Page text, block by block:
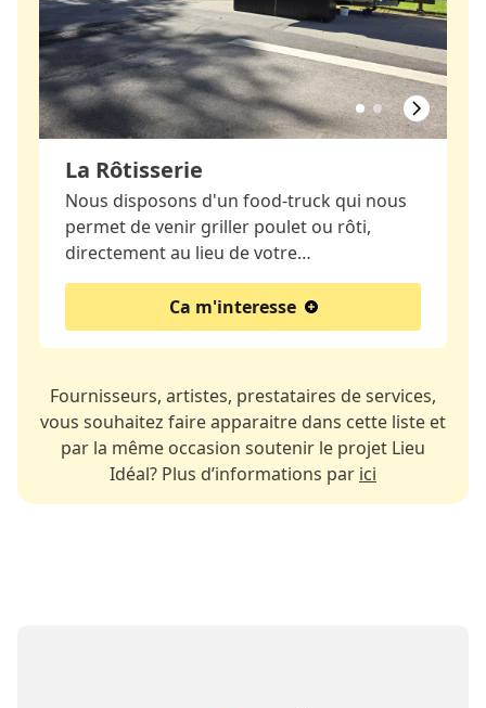
La Rôtisserie
Nous disposons d'un food-truck qui nous
permet de venir griller poulet ou rôti,
directement au lieu de votre…
Ca m'interesse
Fournisseurs, artistes, prestataires de services,
vous souhaitez faire apparaitre dans cette liste et
par la même occasion soutenir le projet Lieu
Idéal? Plus d’informations par ici